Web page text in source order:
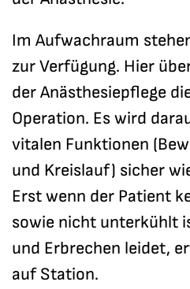
Im Aufwachraum
zur Verfügung. Hier
der Anästhesiepflege
Operation. Es wird
vitalen Funktionen
und Kreislauf) sicher
Erst wenn der Patient
sowie nicht unterkühlt
und Erbrechen leidet,
auf Station.